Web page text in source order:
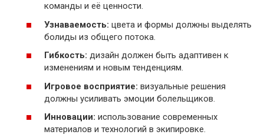
команды и её ценности.
Узнаваемость: цвета и формы должны выделять
болиды из общего потока.
Гибкость: дизайн должен быть адаптивен к
изменениям и новым тенденциям.
Игровое восприятие: визуальные решения
должны усиливать эмоции болельщиков.
Инновации: использование современных
материалов и технологий в экипировке.